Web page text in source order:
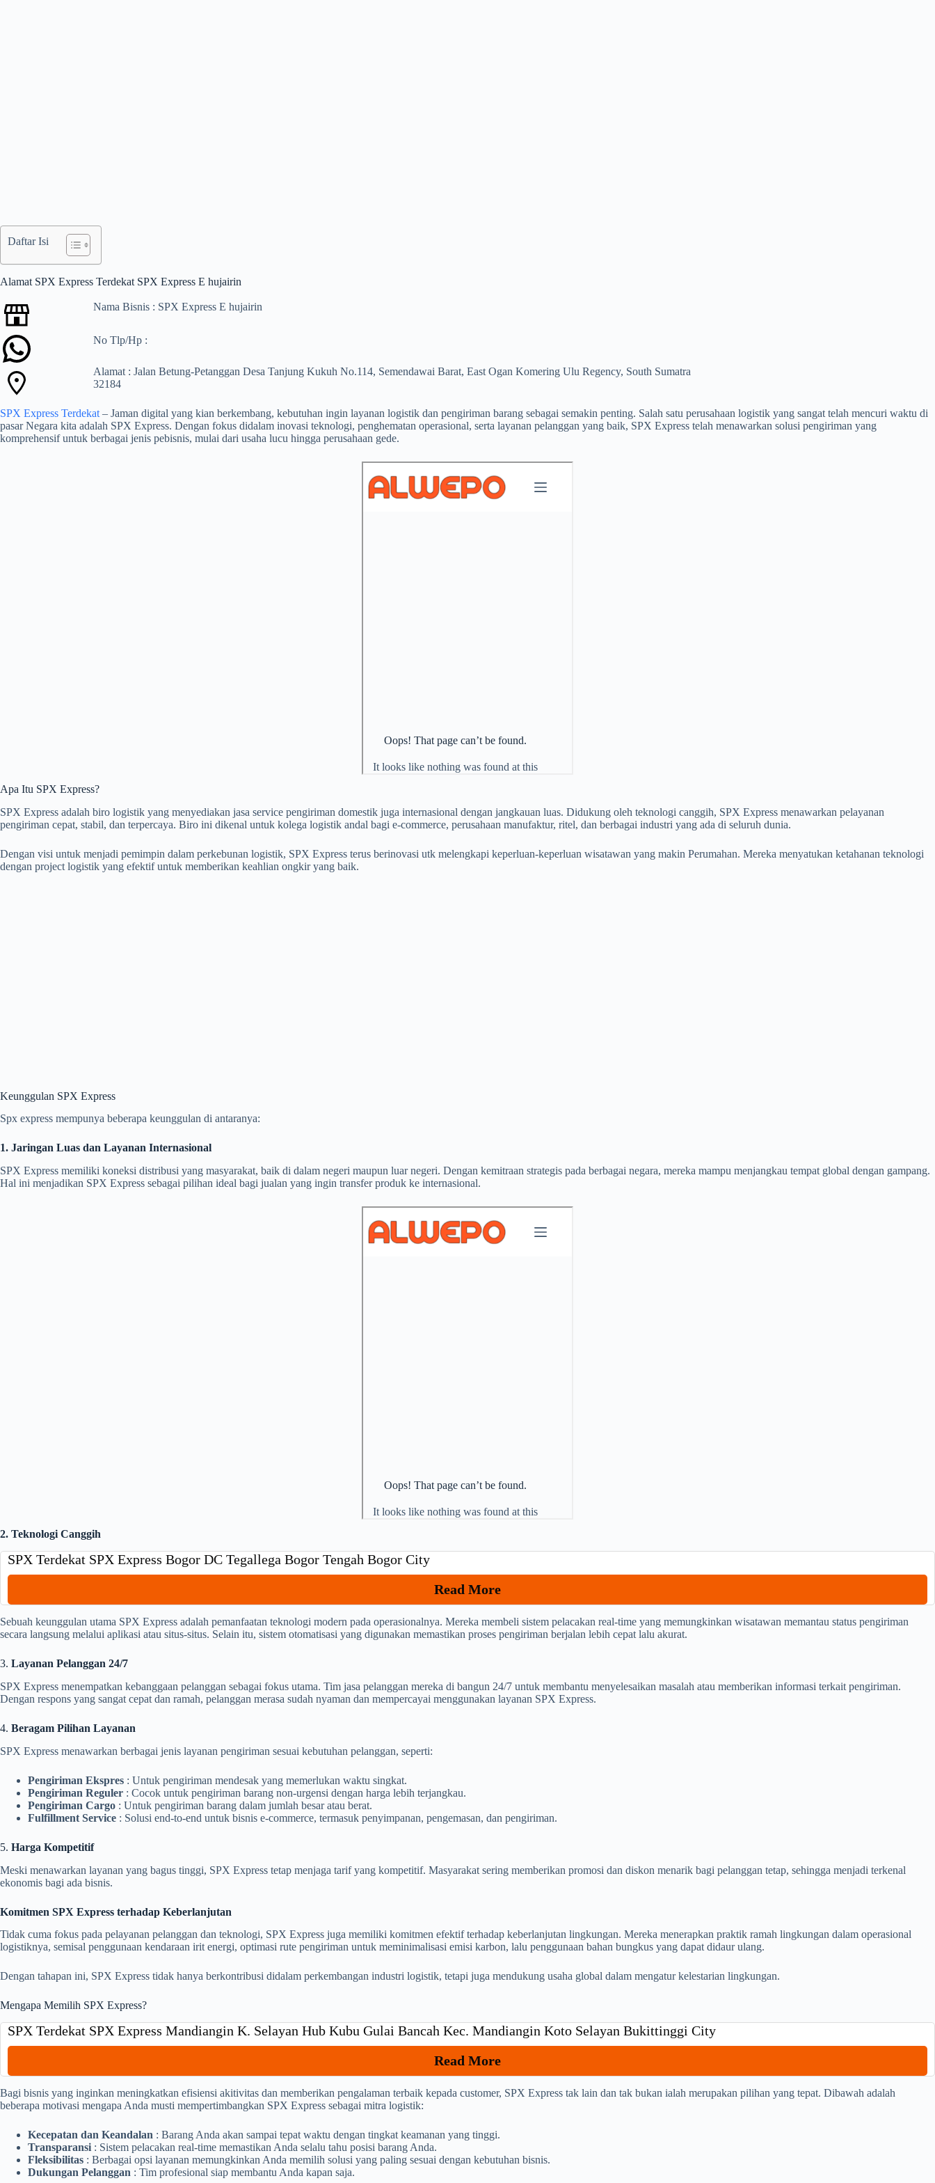
Daftar Isi
Alamat SPX Express Terdekat SPX Express E hujairin
Nama Bisnis : SPX Express E hujairin
No Tlp/Hp :
Alamat : Jalan Betung-Petanggan Desa Tanjung Kukuh No.114, Semendawai Barat, East Ogan Komering Ulu Regency, South Sumatra
32184
SPX Express Terdekat – Jaman digital yang kian berkembang, kebutuhan ingin layanan logistik dan pengiriman barang sebagai semakin penting. Salah satu perusahaan logistik yang sangat telah mencuri waktu di
pasar Negara kita adalah SPX Express. Dengan fokus didalam inovasi teknologi, penghematan operasional, serta layanan pelanggan yang baik, SPX Express telah menawarkan solusi pengiriman yang
komprehensif untuk berbagai jenis pebisnis, mulai dari usaha lucu hingga perusahaan gede.
Apa Itu SPX Express?
SPX Express adalah biro logistik yang menyediakan jasa service pengiriman domestik juga internasional dengan jangkauan luas. Didukung oleh teknologi canggih, SPX Express menawarkan pelayanan
pengiriman cepat, stabil, dan terpercaya. Biro ini dikenal untuk kolega logistik andal bagi e-commerce, perusahaan manufaktur, ritel, dan berbagai industri yang ada di seluruh dunia.
Dengan visi untuk menjadi pemimpin dalam perkebunan logistik, SPX Express terus berinovasi utk melengkapi keperluan-keperluan wisatawan yang makin Perumahan. Mereka menyatukan ketahanan teknologi
dengan project logistik yang efektif untuk memberikan keahlian ongkir yang baik.
Keunggulan SPX Express
Spx express mempunya beberapa keunggulan di antaranya:
1. Jaringan Luas dan Layanan Internasional
SPX Express memiliki koneksi distribusi yang masyarakat, baik di dalam negeri maupun luar negeri. Dengan kemitraan strategis pada berbagai negara, mereka mampu menjangkau tempat global dengan gampang.
Hal ini menjadikan SPX Express sebagai pilihan ideal bagi jualan yang ingin transfer produk ke internasional.
2. Teknologi Canggih
SPX Terdekat SPX Express Bogor DC Tegallega Bogor Tengah Bogor City
Read More
Sebuah keunggulan utama SPX Express adalah pemanfaatan teknologi modern pada operasionalnya. Mereka membeli sistem pelacakan real-time yang memungkinkan wisatawan memantau status pengiriman
secara langsung melalui aplikasi atau situs-situs. Selain itu, sistem otomatisasi yang digunakan memastikan proses pengiriman berjalan lebih cepat lalu akurat.
3. Layanan Pelanggan 24/7
SPX Express menempatkan kebanggaan pelanggan sebagai fokus utama. Tim jasa pelanggan mereka di bangun 24/7 untuk membantu menyelesaikan masalah atau memberikan informasi terkait pengiriman.
Dengan respons yang sangat cepat dan ramah, pelanggan merasa sudah nyaman dan mempercayai menggunakan layanan SPX Express.
4. Beragam Pilihan Layanan
SPX Express menawarkan berbagai jenis layanan pengiriman sesuai kebutuhan pelanggan, seperti:
Pengiriman Ekspres : Untuk pengiriman mendesak yang memerlukan waktu singkat.
Pengiriman Reguler : Cocok untuk pengiriman barang non-urgensi dengan harga lebih terjangkau.
Pengiriman Cargo : Untuk pengiriman barang dalam jumlah besar atau berat.
Fulfillment Service : Solusi end-to-end untuk bisnis e-commerce, termasuk penyimpanan, pengemasan, dan pengiriman.
5. Harga Kompetitif
Meski menawarkan layanan yang bagus tinggi, SPX Express tetap menjaga tarif yang kompetitif. Masyarakat sering memberikan promosi dan diskon menarik bagi pelanggan tetap, sehingga menjadi terkenal
ekonomis bagi ada bisnis.
Komitmen SPX Express terhadap Keberlanjutan
Tidak cuma fokus pada pelayanan pelanggan dan teknologi, SPX Express juga memiliki komitmen efektif terhadap keberlanjutan lingkungan. Mereka menerapkan praktik ramah lingkungan dalam operasional
logistiknya, semisal penggunaan kendaraan irit energi, optimasi rute pengiriman untuk meminimalisasi emisi karbon, lalu penggunaan bahan bungkus yang dapat didaur ulang.
Dengan tahapan ini, SPX Express tidak hanya berkontribusi didalam perkembangan industri logistik, tetapi juga mendukung usaha global dalam mengatur kelestarian lingkungan.
Mengapa Memilih SPX Express?
SPX Terdekat SPX Express Mandiangin K. Selayan Hub Kubu Gulai Bancah Kec. Mandiangin Koto Selayan Bukittinggi City
Read More
Bagi bisnis yang inginkan meningkatkan efisiensi akitivitas dan memberikan pengalaman terbaik kepada customer, SPX Express tak lain dan tak bukan ialah merupakan pilihan yang tepat. Dibawah adalah
beberapa motivasi mengapa Anda musti mempertimbangkan SPX Express sebagai mitra logistik:
Kecepatan dan Keandalan : Barang Anda akan sampai tepat waktu dengan tingkat keamanan yang tinggi.
Transparansi : Sistem pelacakan real-time memastikan Anda selalu tahu posisi barang Anda.
Fleksibilitas : Berbagai opsi layanan memungkinkan Anda memilih solusi yang paling sesuai dengan kebutuhan bisnis.
Dukungan Pelanggan : Tim profesional siap membantu Anda kapan saja.